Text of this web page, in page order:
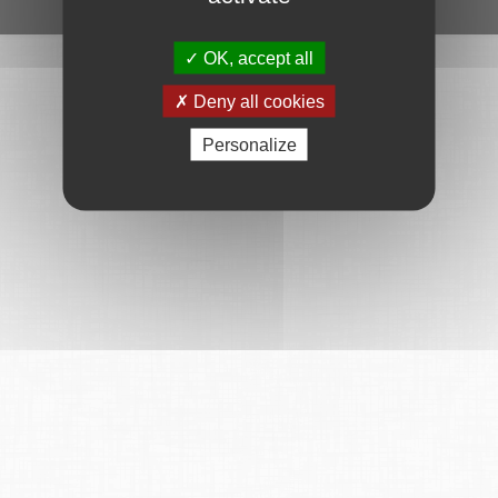
OK, accept all
Deny all cookies
Personalize
Ce service est proposé par